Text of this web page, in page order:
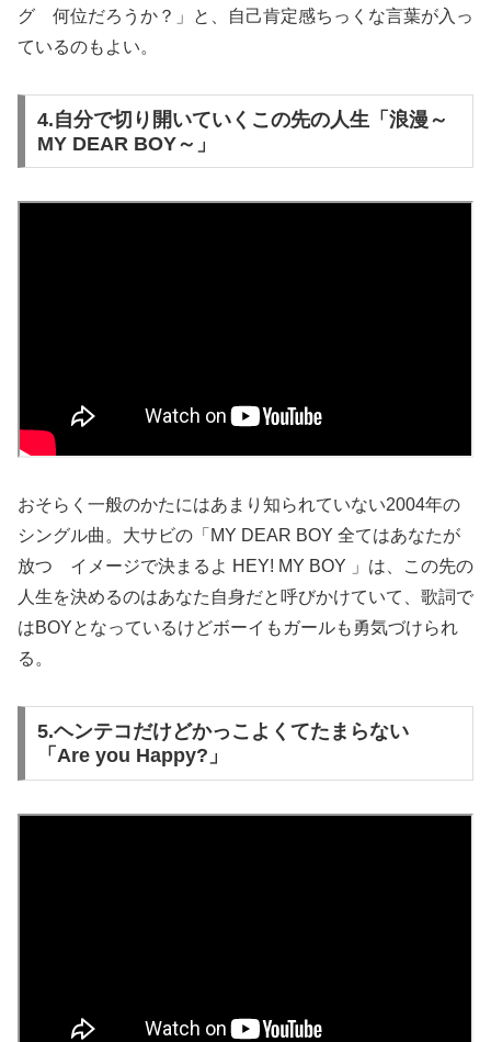
グ 何位だろうか？」と、自己肯定感ちっくな言葉が入っ
ているのもよい。
4.自分で切り開いていくこの先の人生「浪漫～
MY DEAR BOY～」
おそらく一般のかたにはあまり知られていない2004年の
シングル曲。大サビの「MY DEAR BOY 全てはあなたが
放つ イメージで決まるよ HEY! MY BOY 」は、この先の
人生を決めるのはあなた自身だと呼びかけていて、歌詞で
はBOYとなっているけどボーイもガールも勇気づけられ
る。
5.ヘンテコだけどかっこよくてたまらない
「Are you Happy?」